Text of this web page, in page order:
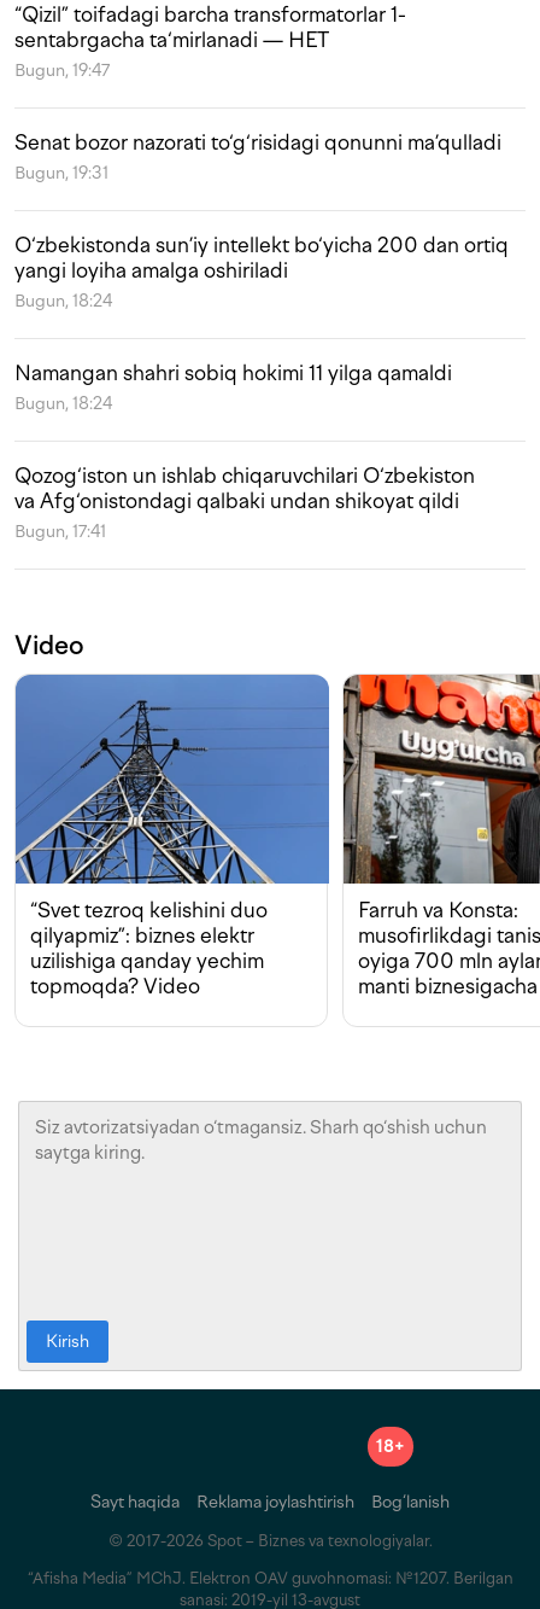
“Qizil” toifadagi barcha transformatorlar 1-
sentabrgacha ta‘mirlanadi — HET
Bugun, 19:47
Senat bozor nazorati to‘g‘risidagi qonunni ma’qulladi
Bugun, 19:31
O‘zbekistonda sun’iy intellekt bo‘yicha 200 dan ortiq
yangi loyiha amalga oshiriladi
Bugun, 18:24
Namangan shahri sobiq hokimi 11 yilga qamaldi
Bugun, 18:24
Qozog‘iston un ishlab chiqaruvchilari O‘zbekiston
va Afg‘onistondagi qalbaki undan shikoyat qildi
Bugun, 17:41
Video
“Svet tezroq kelishini duo
qilyapmiz”: biznes elektr
uzilishiga qanday yechim
topmoqda? Video
Farruh va Konsta:
musofirlikdagi
oyiga 700 mln
manti biznesigacha
Kirish
18+
Sayt haqida Reklama joylashtirish Bog‘lanish
© 2017-2026 Spot – Biznes va texnologiyalar.
“Afisha Media” MChJ. Elektron OAV guvohnomasi: №1207. Berilgan
sanasi: 2019-yil 13-avgust